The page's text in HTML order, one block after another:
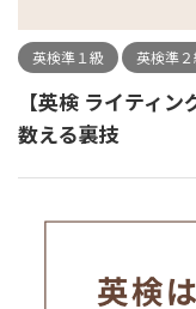
英検準１級 英検準
【英検 ライティ
数える裏技